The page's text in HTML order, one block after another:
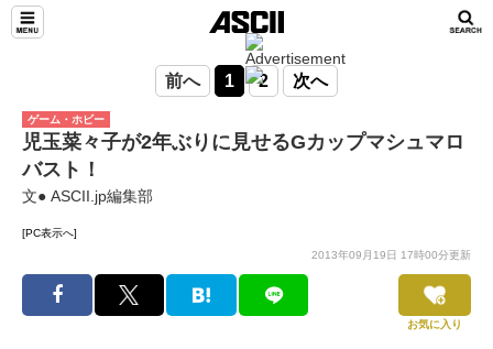
前へ 1 2 次へ
ゲーム・ホビー
児玉菜々子が2年ぶりに見せるGカップマシュマロ
バスト！
文● ASCII.jp編集部
[PC表示へ]
2013年09月19日 17時00分更新
お気に入り